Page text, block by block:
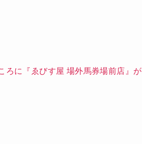
ろに『ゑびす屋 場外馬券場前店』